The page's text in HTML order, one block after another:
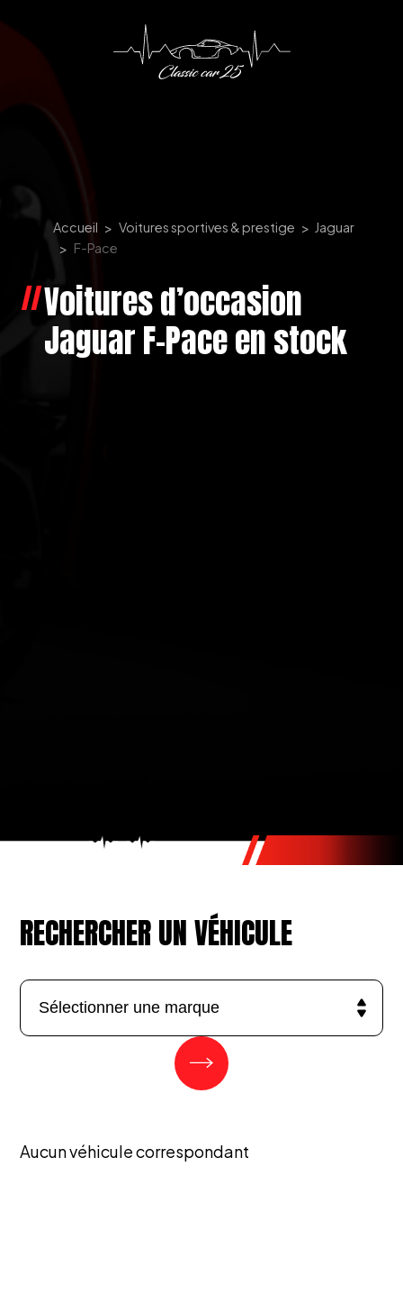
Accueil Voitures sportives & prestige
Jaguar
F-Pace
Voitures d’occasion
Jaguar F-Pace en stock
RECHERCHER UN VÉHICULE
Aucun véhicule correspondant